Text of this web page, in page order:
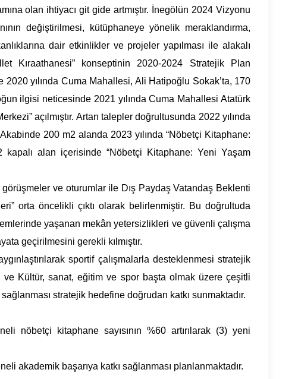
olan ihtiyacı git gide artmıştır. İnegölün 2024 Vizyonu
değiştirilmesi, kütüphaneye yönelik meraklandırma,
dair etkinlikler ve projeler yapılması ile alakalı
Kıraathanesi” konseptinin 2020-2024 Stratejik Plan
yılında Cuma Mahallesi, Ali Hatipoğlu Sokak’ta, 170
ilgisi neticesinde 2021 yılında Cuma Mahallesi Atatürk
açılmıştır. Artan talepler doğrultusunda 2022 yılında
200 m2 alanda 2023 yılında “Nöbetçi Kitaphane:
kapalı alan içerisinde “Nöbetçi Kitaphane: Yeni Yaşam
görüşmeler ve oturumlar ile Dış Paydaş Vatandaş Beklenti
orta öncelikli çıktı olarak belirlenmiştir. Bu doğrultuda
yaşanan mekân yetersizlikleri ve güvenli çalışma
geçirilmesini gerekli kılmıştır.
sportif çalışmalarla desteklenmesi stratejik
ve Kültür, sanat, eğitim ve spor başta olmak üzere çeşitli
stratejik hedefine doğrudan katkı sunmaktadır.
nöbetçi kitaphane sayısının %60 artırılarak (3) yeni
akademik başarıya katkı sağlanması planlanmaktadır.